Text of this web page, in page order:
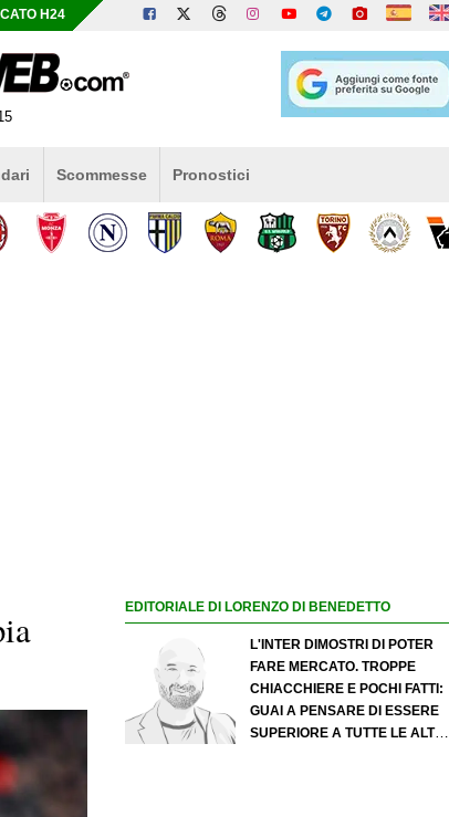
H24
Scommesse Pronostici
EDITORIALE DI LORENZO DI BENEDETTO
L'INTER DIMOSTRI DI POTER
FARE MERCATO. TROPPE
CHIACCHIERE E POCHI FATTI:
GUAI A PENSARE DI ESSERE
SUPERIORE A TUTTE LE ALTRE